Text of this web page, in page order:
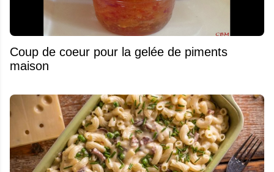
Coup de coeur pour la gelée de piments
maison